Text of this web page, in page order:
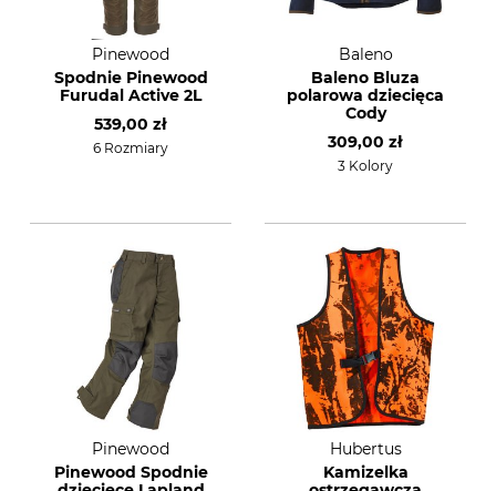
Pinewood
Spodnie Pinewood
Furudal Active 2L
539,00 zł
6 Rozmiary
Baleno
Baleno Bluza
polarowa dziecięca
Cody
309,00 zł
3 Kolory
Pinewood
Pinewood Spodnie
Hubertus
Kamizelka